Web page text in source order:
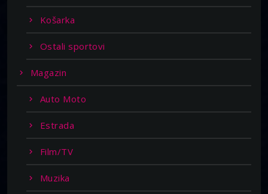
Košarka
Ostali sportovi
Magazin
Auto Moto
Estrada
Film/TV
Muzika